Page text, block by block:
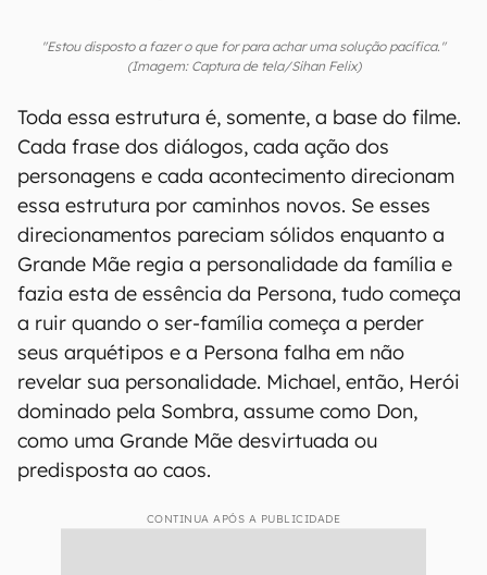
"Estou disposto a fazer o que for para achar uma solução pacífica."
(Imagem: Captura de tela/Sihan Felix)
Toda essa estrutura é, somente, a base do filme.
Cada frase dos diálogos, cada ação dos
personagens e cada acontecimento direcionam
essa estrutura por caminhos novos. Se esses
direcionamentos pareciam sólidos enquanto a
Grande Mãe regia a personalidade da família e
fazia esta de essência da Persona, tudo começa
a ruir quando o ser-família começa a perder
seus arquétipos e a Persona falha em não
revelar sua personalidade. Michael, então, Herói
dominado pela Sombra, assume como Don,
como uma Grande Mãe desvirtuada ou
predisposta ao caos.
CONTINUA APÓS A PUBLICIDADE